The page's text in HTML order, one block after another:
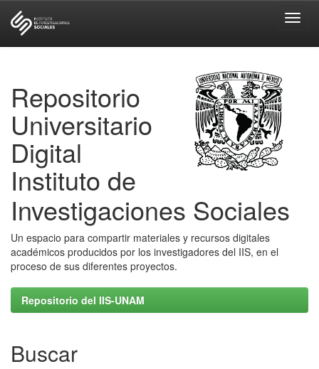
Repositorio
Universitario
Digital
Instituto de
Investigaciones Sociales
Un espacio para compartir materiales y recursos digitales
académicos producidos por los investigadores del IIS, en el
proceso de sus diferentes proyectos.
Repositorio del IIS-UNAM
Buscar